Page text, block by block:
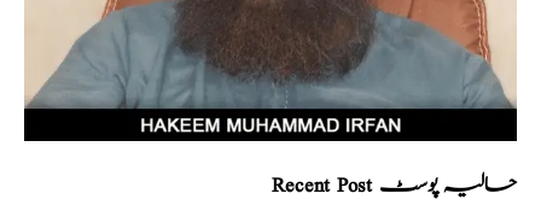
Recent Post حالیہ پوسٹ